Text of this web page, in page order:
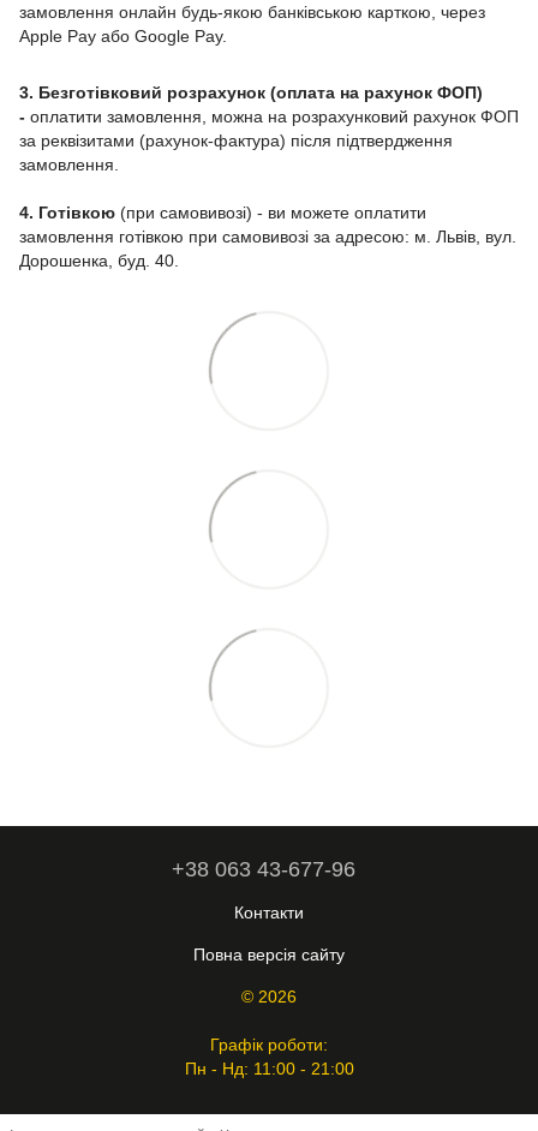
замовлення онлайн будь-якою банківською карткою, через
Apple Pay або Google Pay.
3. Безготівковий розрахунок (оплата на рахунок ФОП)
- оплатити замовлення, можна на розрахунковий рахунок ФОП
за реквізитами (рахунок-фактура) після підтвердження
замовлення.
4. Готівкою (при самовивозі) - ви можете оплатити
замовлення готівкою при самовивозі за адресою: м. Львів, вул.
Дорошенка, буд. 40.
+38 063 43-677-96
Контакти
Повна версія сайту
© 2026
Графік роботи:
Пн - Нд: 11:00 - 21:00